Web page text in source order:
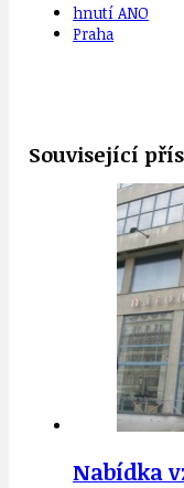
hnutí ANO
Praha
Související
Nabídka